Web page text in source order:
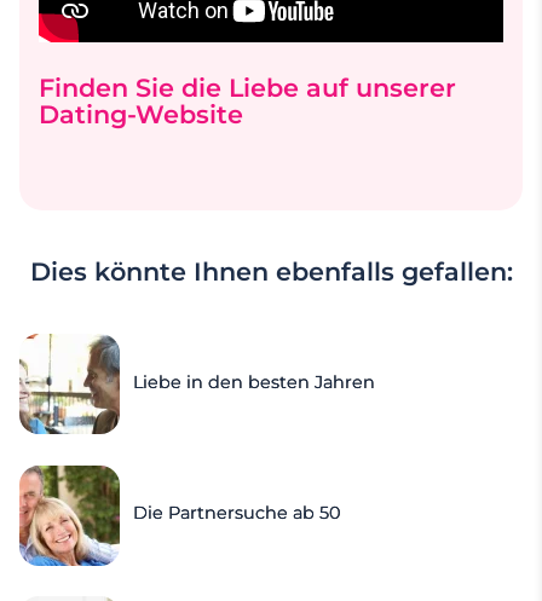
Finden Sie die Liebe auf unserer
Dating-Website
Dies könnte Ihnen ebenfalls gefallen:
Liebe in den besten Jahren
Die Partnersuche ab 50